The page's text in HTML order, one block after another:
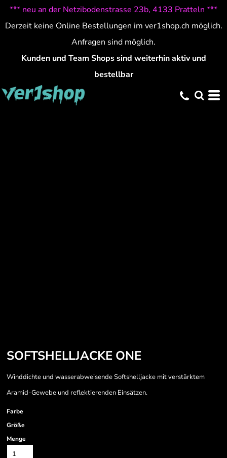
*** neu an der Netzibodenstrasse 23b, 4133 Pratteln ***
Derzeit keine Online Bestellungen im ver1shop.ch möglich.
Anfragen sind möglich.
Kunden und Team Shops sind weiterhin aktiv und
bestellbar
SOFTSHELLJACKE ONE
Winddichte und wasserabweisende Softshelljacke mit verstärktem
Aramid-Gewebe und reflektierenden Einsätzen.
Farbe
Größe
Menge